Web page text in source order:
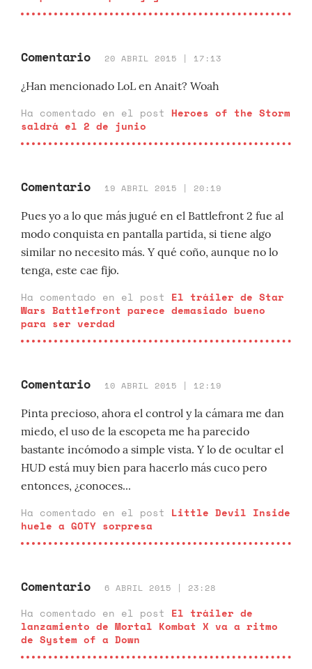
Comentario 20 ABRIL 2015 | 17:13
¿Han mencionado LoL en Anait? Woah
Ha comentado en el post Heroes of the Storm
saldrá el 2 de junio
Comentario 19 ABRIL 2015 | 20:19
Pues yo a lo que más jugué en el Battlefront 2 fue al
modo conquista en pantalla partida, si tiene algo
similar no necesito más. Y qué coño, aunque no lo
tenga, este cae fijo.
Ha comentado en el post El tráiler de Star
Wars Battlefront parece demasiado bueno
para ser verdad
Comentario 10 ABRIL 2015 | 12:19
Pinta precioso, ahora el control y la cámara me dan
miedo, el uso de la escopeta me ha parecido
bastante incómodo a simple vista. Y lo de ocultar el
HUD está muy bien para hacerlo más cuco pero
entonces, ¿conoces...
Ha comentado en el post Little Devil Inside
huele a GOTY sorpresa
Comentario 6 ABRIL 2015 | 23:28
Ha comentado en el post El tráiler de
lanzamiento de Mortal Kombat X va a ritmo
de System of a Down